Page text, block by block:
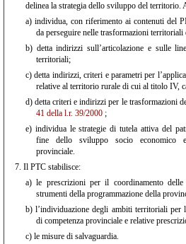
delinea la strategia dello sviluppo del territorio.
a) individua, con riferimento ai contenuti del
da perseguire nelle trasformazioni territoriali
b) detta indirizzi sull’articolazione e sulle
territoriali;
c)detta indirizzi, criteri e parametri per
relative al territorio rurale di cui al titolo IV,
d)detta criteri e indirizzi per le trasformazioni
41 della l.r. 39/2000 ;
e) individua le strategie di tutela attiva del
fine dello sviluppo socio economico
provinciale.
7. Il PTC stabilisce:
a)le prescrizioni per il coordinamento
strumenti della programmazione della
b)l’individuazione degli ambiti territoriali per
di competenza provinciale e relative
c) le misure di salvaguardia.